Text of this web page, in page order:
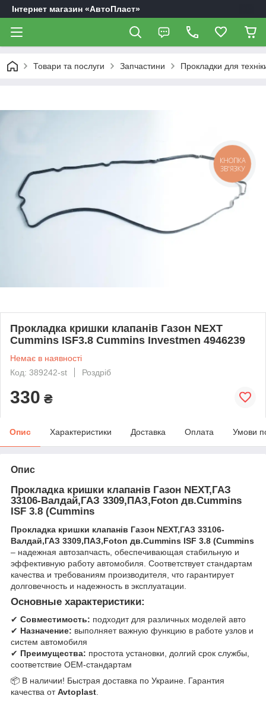
Інтернет магазин «АвтоПласт»
Товари та послуги Запчастини Прокладки для
Прокладка кришки клапанiв Газон NEXT
Cummins ISF3.8 Cummins Investmen 4946239
Немає в наявності
Код: 389242-st
Роздріб
330 ₴
Опис Характеристики Доставка Оплата Умови
Опис
Прокладка кришки клапанів Газон NEXT,ГАЗ
33106-Валдай,ГАЗ 3309,ПАЗ,Foton дв.Cummins
ISF 3.8 (Cummins
Прокладка кришки клапанів Газон NEXT,ГАЗ 33106-
Валдай,ГАЗ 3309,ПАЗ,Foton дв.Cummins ISF 3.8 (Cummins
– надежная автозапчасть, обеспечивающая стабильную и
эффективную работу автомобиля. Соответствует стандартам
качества и требованиям производителя, что гарантирует
долговечность и надежность в эксплуатации.
Основные характеристики:
✔ Совместимость: подходит для различных моделей авто
✔ Назначение: выполняет важную функцию в работе узлов и
систем автомобиля
✔ Преимущества: простота установки, долгий срок службы,
соответствие OEM-стандартам
📦 В наличии! Быстрая доставка по Украине. Гарантия
качества отAvtoplast.
КНОПКА
ЗВ'ЯЗКУ